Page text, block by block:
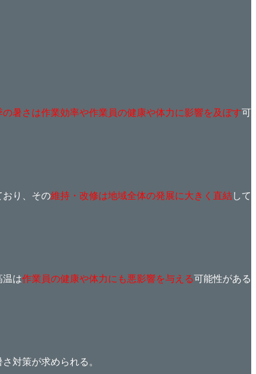
の暑さは作業効率や作業員の健康や体力に影響を及ぼす可
り、その維持・改修は地域全体の発展に大きく直結して
温は作業員の健康や体力にも悪影響を与える可能性がある
対策が求められる。